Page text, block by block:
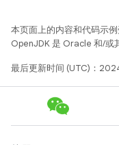
本页面上的内容和代码示例
OpenJDK 是 Oracle 和/或
最后更新时间 (UTC)：